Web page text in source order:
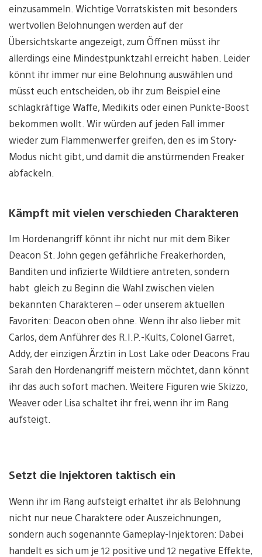
einzusammeln. Wichtige Vorratskisten mit besonders
wertvollen Belohnungen werden auf der
Übersichtskarte angezeigt, zum Öffnen müsst ihr
allerdings eine Mindestpunktzahl erreicht haben. Leider
könnt ihr immer nur eine Belohnung auswählen und
müsst euch entscheiden, ob ihr zum Beispiel eine
schlagkräftige Waffe, Medikits oder einen Punkte-Boost
bekommen wollt. Wir würden auf jeden Fall immer
wieder zum Flammenwerfer greifen, den es im Story-
Modus nicht gibt, und damit die anstürmenden Freaker
abfackeln.
Kämpft mit vielen verschieden Charakteren
Im Hordenangriff könnt ihr nicht nur mit dem Biker
Deacon St. John gegen gefährliche Freakerhorden,
Banditen und infizierte Wildtiere antreten, sondern
habt gleich zu Beginn die Wahl zwischen vielen
bekannten Charakteren – oder unserem aktuellen
Favoriten: Deacon oben ohne. Wenn ihr also lieber mit
Carlos, dem Anführer des R.I.P.-Kults, Colonel Garret,
Addy, der einzigen Ärztin in Lost Lake oder Deacons Frau
Sarah den Hordenangriff meistern möchtet, dann könnt
ihr das auch sofort machen. Weitere Figuren wie Skizzo,
Weaver oder Lisa schaltet ihr frei, wenn ihr im Rang
aufsteigt.
Setzt die Injektoren taktisch ein
Wenn ihr im Rang aufsteigt erhaltet ihr als Belohnung
nicht nur neue Charaktere oder Auszeichnungen,
sondern auch sogenannte Gameplay-Injektoren: Dabei
handelt es sich um je 12 positive und 12 negative Effekte,